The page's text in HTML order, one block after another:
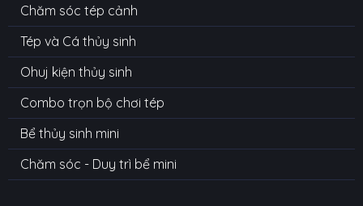
Chăm sóc tép cảnh
Tép và Cá thủy sinh
Ohuj kiện thủy sinh
Combo trọn bộ chơi tép
Bể thủy sinh mini
Chăm sóc - Duy trì bể mini